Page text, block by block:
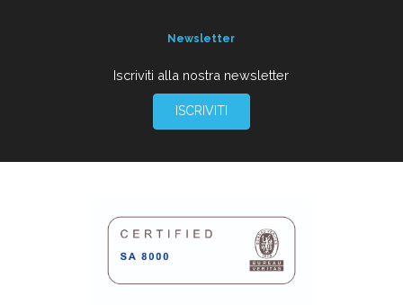
Newsletter
Iscriviti alla nostra newsletter
ISCRIVITI